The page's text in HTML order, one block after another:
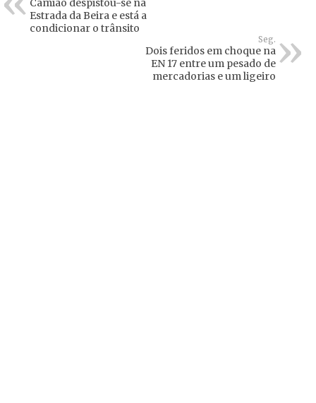
Camião despistou-se na
Estrada da Beira e está a
condicionar o trânsito
Seg.
Dois feridos em choque na
EN 17 entre um pesado de
mercadorias e um ligeiro